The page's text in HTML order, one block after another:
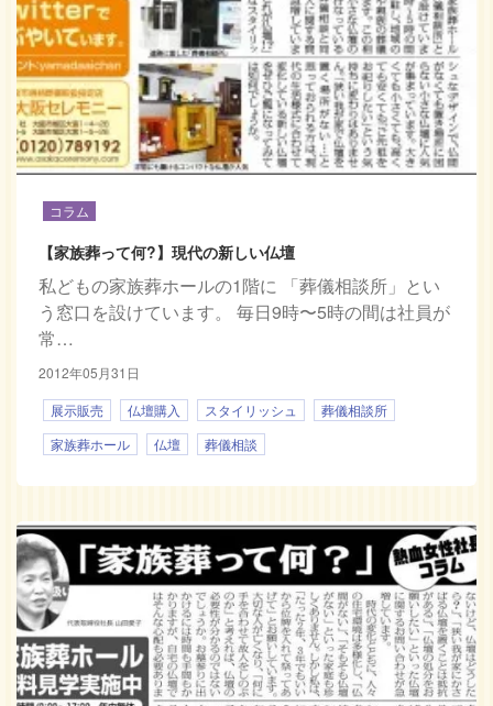
コラム
【家族葬って何?】現代の新しい仏壇
私どもの家族葬ホールの1階に 「葬儀相談所」とい
う窓口を設けています。 毎日9時〜5時の間は社員が
常…
2012年05月31日
展示販売
仏壇購入 スタイリッシュ
葬儀相談所
家族葬ホール
仏壇 葬儀相談